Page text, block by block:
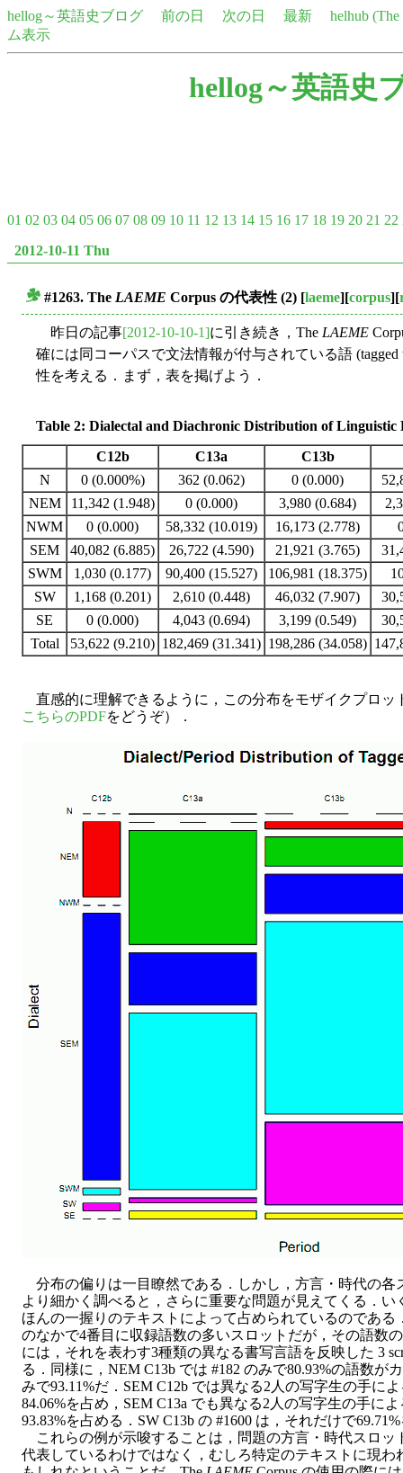
hellog～英語史ブログ 前の日 次の日 最新
helhub
ム表示
hellog～英語史
01 02 03 04 05 06 07 08 09 10 11 12 13 14 15 16 17 18 19 20 21 22
2012-10-11 Thu
#1263. The LAEME Corpus の代表性 (2) [laeme][corpus][
昨日の記事[2012-10-10-1]に引き続き，The LAEME
確には同コーパスで文法情報が付与されている語
性を考える．まず，表を掲げよう．
Table 2: Dialectal and Diachronic Distribution of Linguistic
C12b
C13a
C13b
N
0 (0.000%) 362 (0.062) 0 (0.000)
NEM
11,342 (1.948) 0 (0.000) 3,980 (0.684)
NWM
0 (0.000) 58,332 (10.019) 16,173 (2.778)
SEM
40,082 (6.885) 26,722 (4.590) 21,921 (3.765)
SWM
1,030 (0.177) 90,400 (15.527) 106,981 (18.375)
SW
1,168 (0.201) 2,610 (0.448) 46,032 (7.907)
SE
0 (0.000) 4,043 (0.694) 3,199 (0.549)
Total
53,622 (9.210) 182,469 (31.341) 198,286 (34.058)
直感的に理解できるように，この分布をモザイクプロッ
こちらのPDFをどうぞ）．
分布の偏りは一目瞭然である．しかし，方言・時代の各
より細かく調べると，さらに重要な問題が見えてくる．
ほんの一握りのテキストによって占められているのである
のなかで4番目に収録語数の多いスロットだが，その語数
には，それを表わす3種類の異なる書写言語を反映した 3
る．同様に，NEM C13b では #182 のみで80.93%の語数が
みで93.11%だ．SEM C12b では異なる2人の写字生の手に
84.06%を占め，SEM C13a でも異なる2人の写字生の手に
93.83%を占める．SW C13b の #1600 は，それだけで
これらの例が示唆することは，問題の方言・時代スロッ
代表しているわけではなく，むしろ特定のテキストに現